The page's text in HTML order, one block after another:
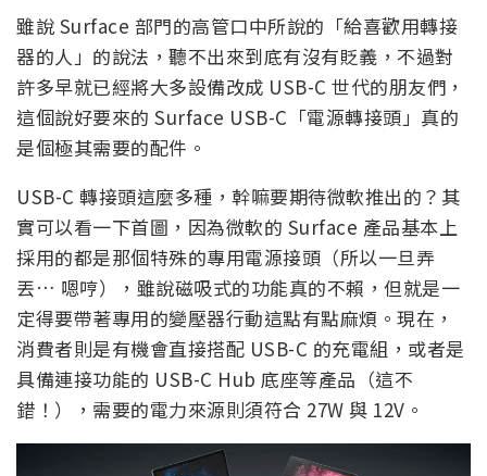
雖說 Surface 部門的高管口中所說的「給喜歡用轉接
器的人」的說法，聽不出來到底有沒有貶義，不過對
許多早就已經將大多設備改成 USB-C 世代的朋友們，
這個說好要來的 Surface USB-C「電源轉接頭」真的
是個極其需要的配件。
USB-C 轉接頭這麼多種，幹嘛要期待微軟推出的？其
實可以看一下首圖，因為微軟的 Surface 產品基本上
採用的都是那個特殊的專用電源接頭（所以一旦弄
丟… 嗯哼），雖說磁吸式的功能真的不賴，但就是一
定得要帶著專用的變壓器行動這點有點麻煩。現在，
消費者則是有機會直接搭配 USB-C 的充電組，或者是
具備連接功能的 USB-C Hub 底座等產品（這不
錯！），需要的電力來源則須符合 27W 與 12V。